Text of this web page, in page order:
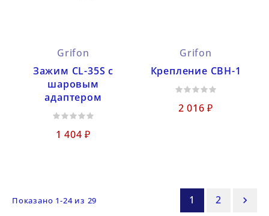
Grifon
Зажим CL-35S с
шаровым
адаптером
1 404 ₽
Grifon
Крепление СВН-1
2 016 ₽
Показано 1-24 из 29 1 2 